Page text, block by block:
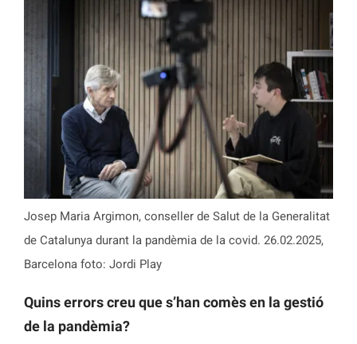
Josep Maria Argimon, conseller de Salut de la Generalitat
de Catalunya durant la pandèmia de la covid. 26.02.2025,
Barcelona foto: Jordi Play
Quins errors creu que s’han comès en la gestió
de la pandèmia?